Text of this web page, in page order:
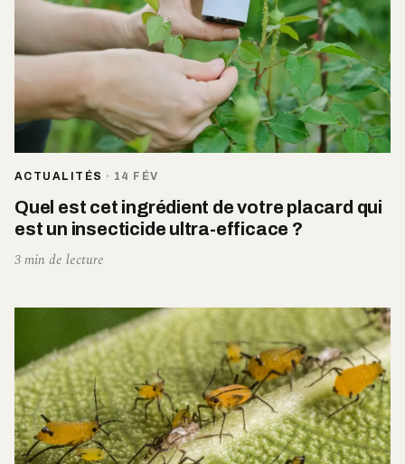
ACTUALITÉS · 14 FÉV
Quel est cet ingrédient de votre placard qui
est un insecticide ultra-efficace ?
3 min de lecture